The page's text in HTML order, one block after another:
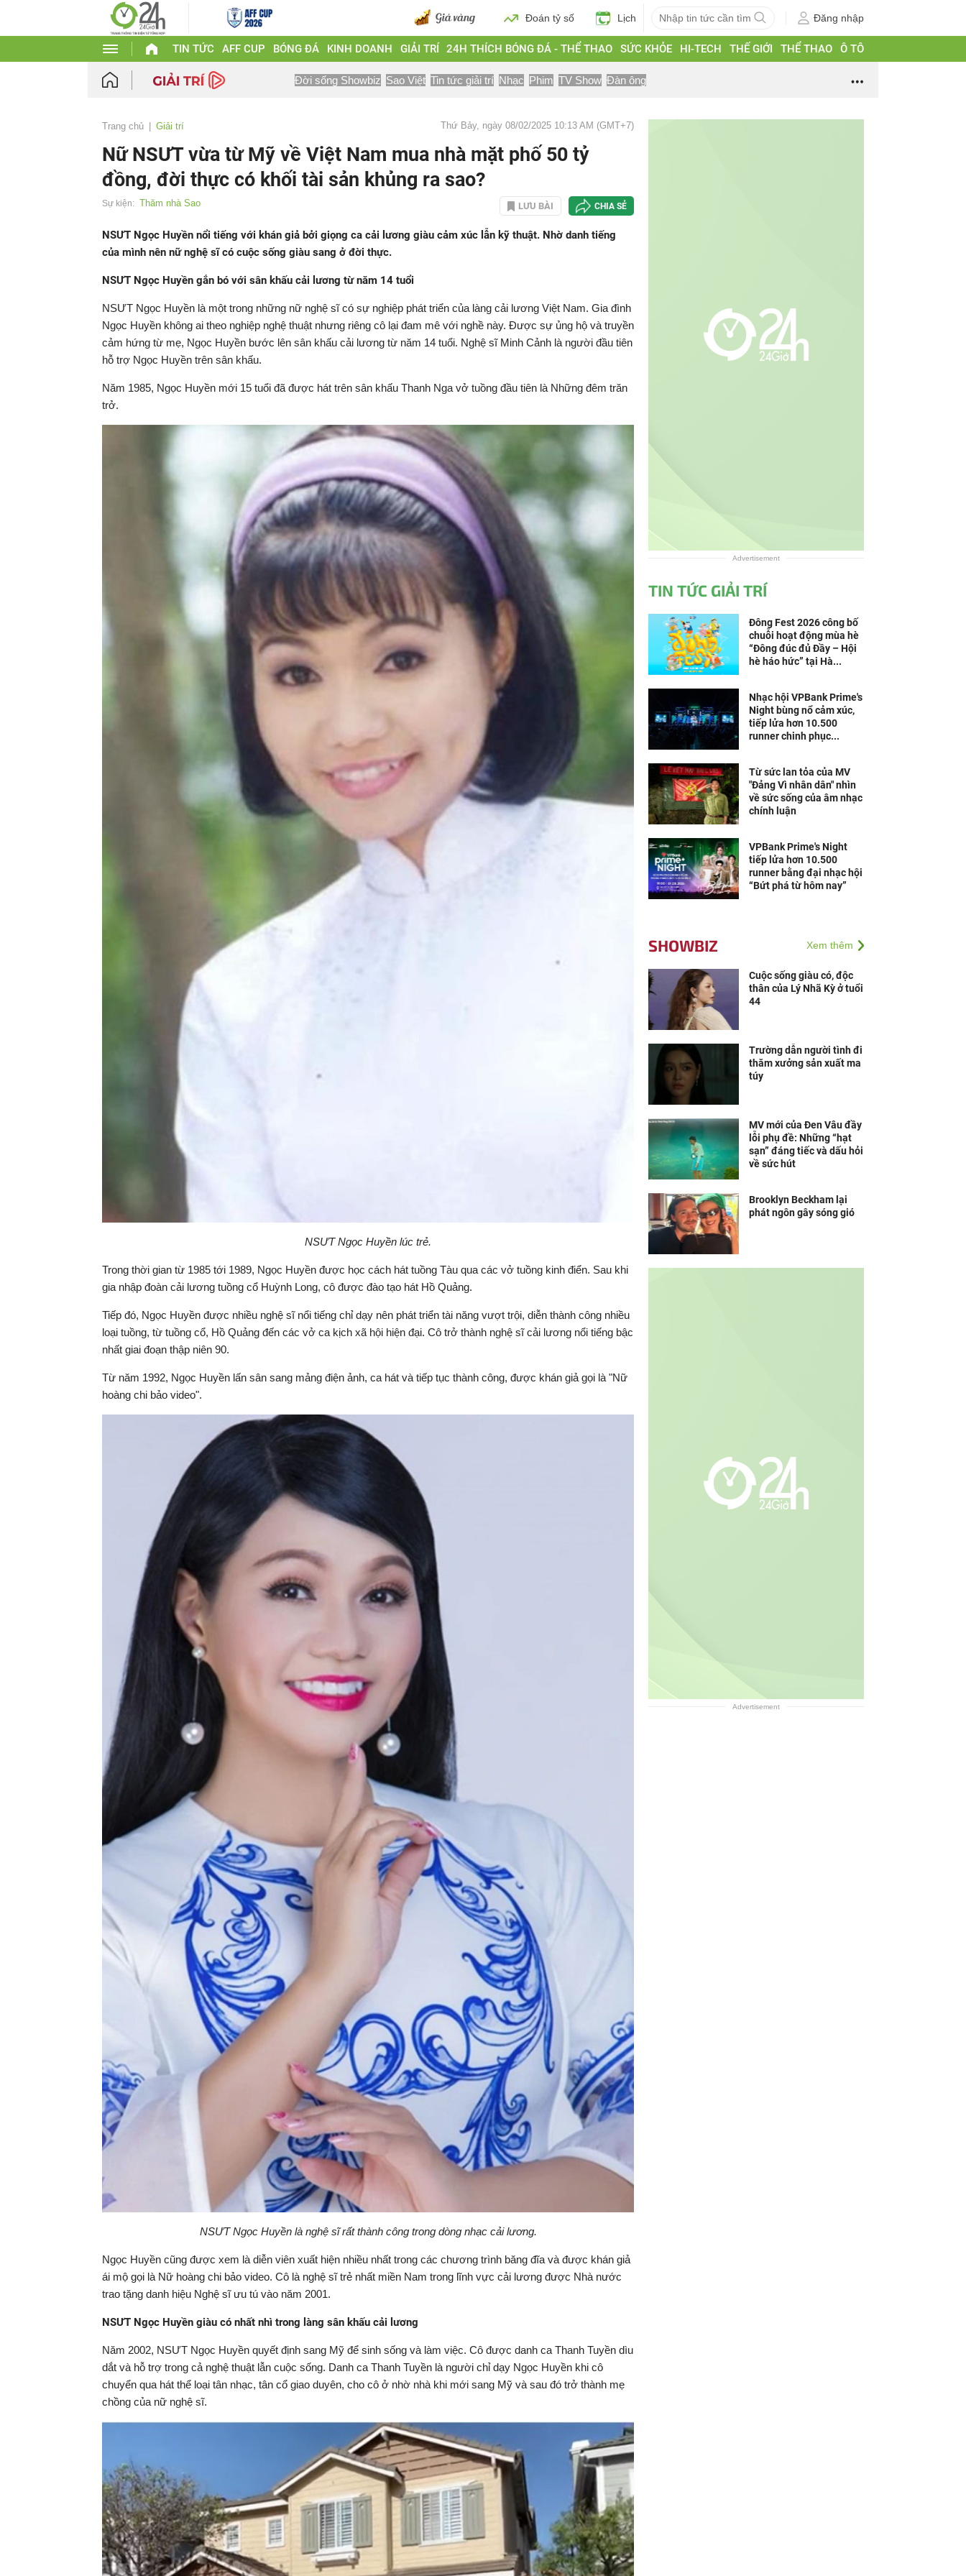
Đoán tỷ số Lịch Đăng nhập
TIN TỨC AFF CUP BÓNG ĐÁ KINH DOANH GIẢI TRÍ 24H THÍCH BÓNG ĐÁ - THỂ THAO SỨC KHỎE HI-TECH THẾ GIỚI THỂ THAO Ô TÔ
Đời sống Showbiz Sao Việt Tin tức giải trí Nhạc Phim TV Show Đàn ông
Trang chủ Giải trí Thứ Bảy, ngày 08/02/2025 10:13 AM (GMT+7)
Nữ NSƯT vừa từ Mỹ về Việt Nam mua nhà mặt phố 50 tỷ
đồng, đời thực có khối tài sản khủng ra sao?
Sự kiện: Thăm nhà Sao LƯU BÀI CHIA SẺ
NSƯT Ngọc Huyền nổi tiếng với khán giả bởi giọng ca cải lương giàu cảm xúc lẫn kỹ thuật. Nhờ danh tiếng
của mình nên nữ nghệ sĩ có cuộc sống giàu sang ở đời thực.
NSƯT Ngọc Huyền gắn bó với sân khấu cải lương từ năm 14 tuổi
NSƯT Ngọc Huyền là một trong những nữ nghệ sĩ có sự nghiệp phát triển của làng cải lương Việt Nam. Gia đình
Ngọc Huyền không ai theo nghiệp nghệ thuật nhưng riêng cô lại đam mê với nghề này. Được sự ủng hộ và truyền
cảm hứng từ mẹ, Ngọc Huyền bước lên sân khấu cải lương từ năm 14 tuổi. Nghệ sĩ Minh Cảnh là người đầu tiên
hỗ trợ Ngọc Huyền trên sân khấu.
Năm 1985, Ngọc Huyền mới 15 tuổi đã được hát trên sân khấu Thanh Nga vở tuồng đầu tiên là Những đêm trăn
trở.
NSƯT Ngọc Huyền lúc trẻ.
Trong thời gian từ 1985 tới 1989, Ngọc Huyền được học cách hát tuồng Tàu qua các vở tuồng kinh điển. Sau khi
gia nhập đoàn cải lương tuồng cổ Huỳnh Long, cô được đào tạo hát Hồ Quảng.
Tiếp đó, Ngọc Huyền được nhiều nghệ sĩ nổi tiếng chỉ dạy nên phát triển tài năng vượt trội, diễn thành công nhiều
loại tuồng, từ tuồng cổ, Hồ Quảng đến các vở ca kịch xã hội hiện đại. Cô trở thành nghệ sĩ cải lương nổi tiếng bậc
nhất giai đoạn thập niên 90.
Từ năm 1992, Ngọc Huyền lấn sân sang mảng điện ảnh, ca hát và tiếp tục thành công, được khán giả gọi là "Nữ
hoàng chi bảo video".
NSƯT Ngọc Huyền là nghệ sĩ rất thành công trong dòng nhạc cải lương.
Ngọc Huyền cũng được xem là diễn viên xuất hiện nhiều nhất trong các chương trình băng đĩa và được khán giả
ái mộ gọi là Nữ hoàng chi bảo video. Cô là nghệ sĩ trẻ nhất miền Nam trong lĩnh vực cải lương được Nhà nước
trao tặng danh hiệu Nghệ sĩ ưu tú vào năm 2001.
NSƯT Ngọc Huyền giàu có nhất nhì trong làng sân khấu cải lương
Năm 2002, NSƯT Ngọc Huyền quyết định sang Mỹ để sinh sống và làm việc. Cô được danh ca Thanh Tuyền dìu
dắt và hỗ trợ trong cả nghệ thuật lẫn cuộc sống. Danh ca Thanh Tuyền là người chỉ dạy Ngọc Huyền khi cô
chuyển qua hát thể loại tân nhạc, tân cổ giao duyên, cho cô ở nhờ nhà khi mới sang Mỹ và sau đó trở thành mẹ
chồng của nữ nghệ sĩ.
Advertisement
TIN TỨC GIẢI TRÍ
Đông Fest 2026 công bố
chuỗi hoạt động mùa hè
“Đông đúc đủ Đầy – Hội
hè háo hức” tại Hà...
Nhạc hội VPBank Prime's
Night bùng nổ cảm xúc,
tiếp lửa hơn 10.500
runner chinh phục...
Từ sức lan tỏa của MV
"Đảng Vì nhân dân" nhìn
về sức sống của âm nhạc
chính luận
VPBank Prime's Night
tiếp lửa hơn 10.500
runner bằng đại nhạc hội
“Bứt phá từ hôm nay”
SHOWBIZ Xem thêm
Cuộc sống giàu có, độc
thân của Lý Nhã Kỳ ở tuổi
44
Trường dẫn người tình đi
thăm xưởng sản xuất ma
túy
MV mới của Đen Vâu đầy
lỗi phụ đề: Những “hạt
sạn” đáng tiếc và dấu hỏi
về sức hút
Brooklyn Beckham lại
phát ngôn gây sóng gió
Advertisement